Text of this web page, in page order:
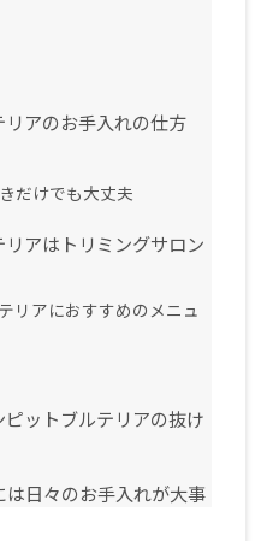
アのお手入れの仕方
だけでも大丈夫
アはトリミングサロン
リアにおすすめのメニュ
ットブルテリアの抜け
日々のお手入れが大事